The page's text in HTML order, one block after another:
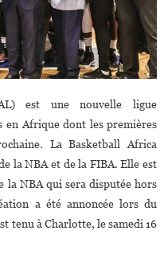
est une nouvelle ligue
en Afrique dont les premières
La Basketball Africa
la NBA et de la FIBA. Elle est
la NBA qui sera disputée hors
a été annoncée lors du
tenu à Charlotte, le samedi 16